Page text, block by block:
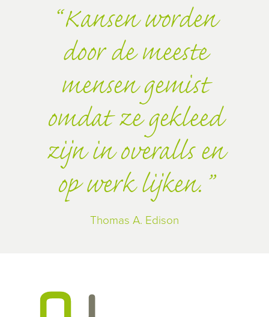
Kansen worden
door de meeste
mensen gemist
omdat ze gekleed
zijn in overalls en
op werk lijken.
Thomas A. Edison